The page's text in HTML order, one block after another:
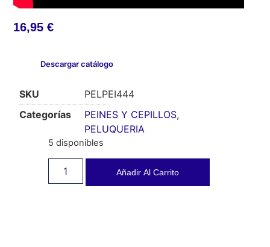
16,95€
Descargar catálogo
SKU
PELPEI444
Categorías
PEINES Y CEPILLOS,
PELUQUERIA
5 disponibles
Añadir Al Carrito